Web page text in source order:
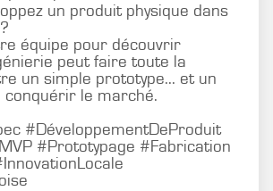
un produit physique dans
équipe pour découvrir
peut faire toute la
un simple prototype... et un
le marché.
#DéveloppementDeProduit
#Prototypage #Fabrication